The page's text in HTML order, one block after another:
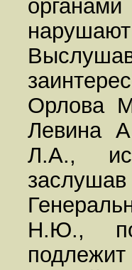
Орлова
Левина
Л.А.,
Н.Ю.,